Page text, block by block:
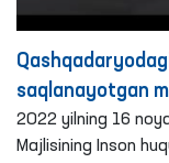
saqlanayotgan
ko‘rikdan
2022 yilning 16
Majlisining Inson